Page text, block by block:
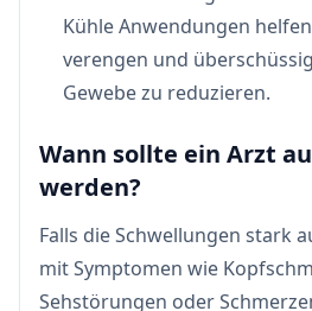
Kühle Anwendungen
verengen und
Gewebe zu reduzieren.
Wann sollte ein Arzt
werden?
Falls die Schwellungen stark
mit Symptomen wie
Sehstörungen oder